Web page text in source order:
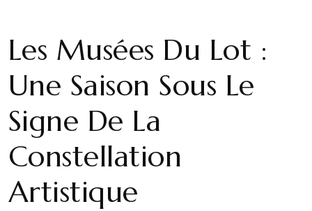
Les Musées Du Lot :
Une Saison Sous Le
Signe De La
Constellation
Artistique